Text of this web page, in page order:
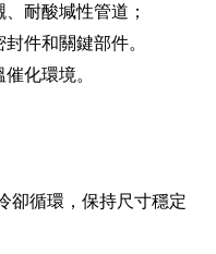
耐酸堿性管道；
件和關鍵部件。
化環境。
卻循環，保持尺寸穩定